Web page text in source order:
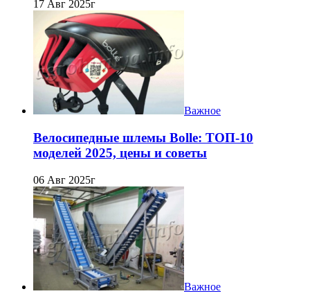
17 Авг 2025г
Важное
Велосипедные шлемы Bolle: ТОП-10
моделей 2025, цены и советы
06 Авг 2025г
Важное